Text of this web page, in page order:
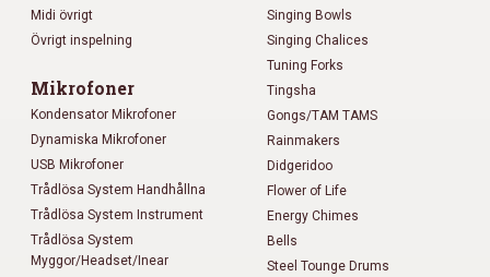
Midi övrigt
Övrigt inspelning
Mikrofoner
Kondensator Mikrofoner
Dynamiska Mikrofoner
USB Mikrofoner
Trådlösa System Handhållna
Trådlösa System Instrument
Trådlösa System
Myggor/Headset/Inear
Singing Bowls
Singing Chalices
Tuning Forks
Tingsha
Gongs/TAM TAMS
Rainmakers
Didgeridoo
Flower of Life
Energy Chimes
Bells
Steel Tounge Drums